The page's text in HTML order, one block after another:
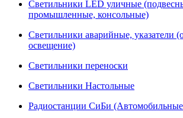
Светильники LED уличные
промышленные, консольные)
Светильники аварийные, указатели
освещение)
Светильники переноски
Светильники Настольные
Радиостанции СиБи